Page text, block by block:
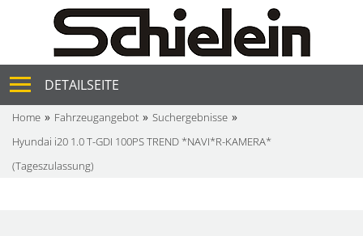
DETAILSEITE
Home Fahrzeugangebot
Suchergebnisse
Hyundai i20 1.0 T-GDI 100PS TREND *NAVI*R-KAMERA*
(Tageszulassung)